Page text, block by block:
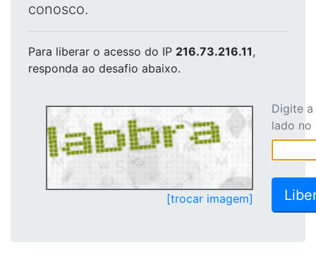
conosco.
Para liberar o acesso do IP 216.73.216.11,
responda ao desafio abaixo.
[trocar imagem]
Digite
lado no